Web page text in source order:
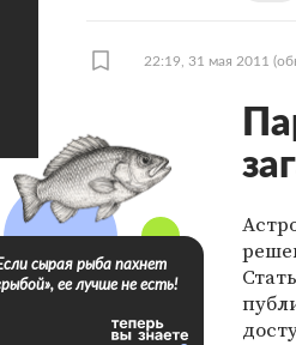
22:19, 31 мая 2011
сырая рыба пахнет
ее лучше не есть!